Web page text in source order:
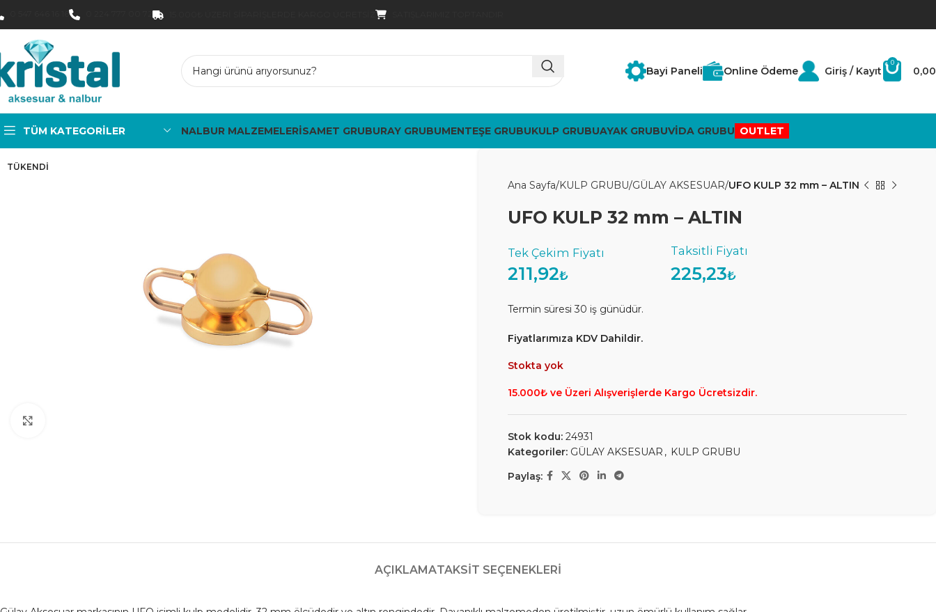
Bayi Paneli Online Ödeme Giriş / Kayıt
0
0,00
TÜM KATEGORILER NALBUR MALZEMELERİSAMET GRUBURAY GRUBUMENTEŞE GRUBUKULP GRUBUAYAK GRUBUVİDA GRUBU OUTLET
TÜKENDI
Ana Sayfa KULP GRUBU GÜLAY AKSESUAR UFO KULP 32 mm – ALTIN
UFO KULP 32 mm – ALTIN
211,92₺ 225,23₺
Termin süresi 30 iş günüdür.
Fiyatlarımıza KDV Dahildir.
Stokta yok
15.000₺ ve Üzeri Alışverişlerde Kargo Ücretsizdir.
Stok kodu: 24931
Kategoriler: GÜLAY AKSESUAR , KULP GRUBU
Paylaş:
AÇIKLAMATAKSIT SEÇENEKLERI